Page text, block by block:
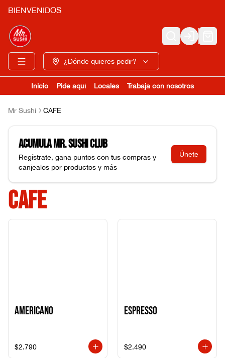
BIENVENIDOS
Login
¿Dónde quieres pedir?
Inicio Pide aquí Locales Trabaja con nosotros
Mr Sushi CAFE
AcumulaMr. Sushi Club
Regístrate, gana puntos con tus compras y
canjealos por productos y más
Únete
CAFE
AMERICANO
$2.790
ESPRESSO
$2.490